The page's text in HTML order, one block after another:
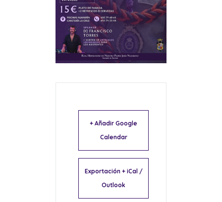
+ Añadir Google
Calendar
Exportación + iCal /
Outlook